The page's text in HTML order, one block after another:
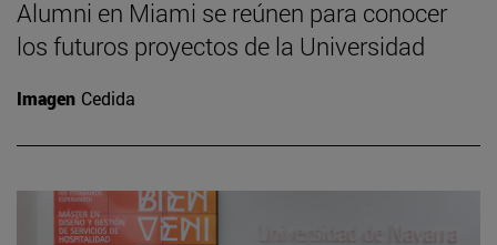
Alumni en Miami se reúnen para conocer
los futuros proyectos de la Universidad
Imagen Cedida